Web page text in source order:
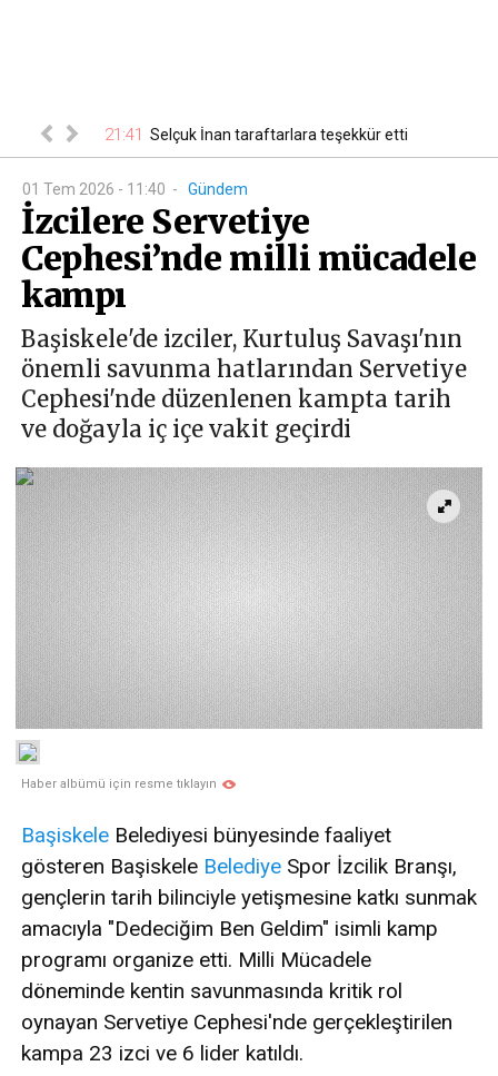
belli oldu 21:41 Selçuk İnan taraftarlara teşekkür etti
01 Tem 2026 - 11:40 - Gündem
İzcilere Servetiye
Cephesi’nde milli mücadele
kampı
Başiskele'de izciler, Kurtuluş Savaşı'nın
önemli savunma hatlarından Servetiye
Cephesi'nde düzenlenen kampta tarih
ve doğayla iç içe vakit geçirdi
Haber albümü için resme tıklayın
Başiskele Belediyesi bünyesinde faaliyet
gösteren Başiskele Belediye Spor İzcilik Branşı,
gençlerin tarih bilinciyle yetişmesine katkı sunmak
amacıyla "Dedeciğim Ben Geldim" isimli kamp
programı organize etti. Milli Mücadele
döneminde kentin savunmasında kritik rol
oynayan Servetiye Cephesi'nde gerçekleştirilen
kampa 23 izci ve 6 lider katıldı.